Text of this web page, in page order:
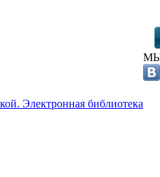
Электронная библиотека